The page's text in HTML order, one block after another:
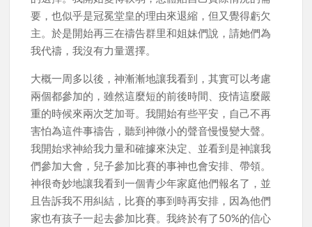
要，也似乎是冠冕堂皇的理由來退縮，但又覺得虧欠
主。於是開始再三在禱告群里和姐妹們說，請她們為
我代禱，我沒有力量選擇。
大概一周多以後，神漸漸地讓我看到，其實可以考慮
兩個都參加的，雖然這麼短的前後時間、疫情這麼嚴
重的時候來兩次芝加哥。我開始有些平安，自己不再
害怕為這件事禱告，聽到神微小的聲音慢慢變大聲。
我開始求神給我力量和確據來決定、並看到是神讓我
們參加大會，兒子參加比賽的事神也會安排、帶領。
神很奇妙地讓我看到一個青少年家庭他們報名了，並
且告訴我不用糾結，比賽的事到時再安排，因為他們
家也有孩子一起去參加比賽。我終於有了50%的信心